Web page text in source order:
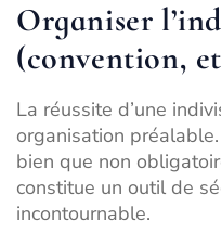
Organiser
(convention,
La réussite d’une
organisation
bien que non
constitue un outil de
incontournable.